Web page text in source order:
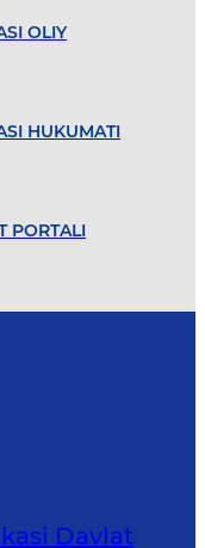
OLIY
HUKUMATI
PORTALI
Davlat